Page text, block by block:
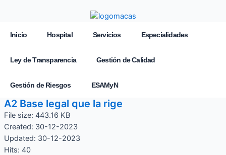
Inicio Hospital Servicios Especialidades
Ley de Transparencia Gestión de Calidad
Gestión de Riesgos ESAMyN
A2 Base legal que la rige
File size: 443.16 KB
Created: 30-12-2023
Updated: 30-12-2023
Hits: 40